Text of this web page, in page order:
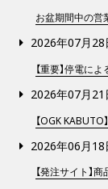
お盆期間中の営
2026年07月28
【重要】停電に
2026年07月21
【OGK
2026年06月18
【発注サイト】